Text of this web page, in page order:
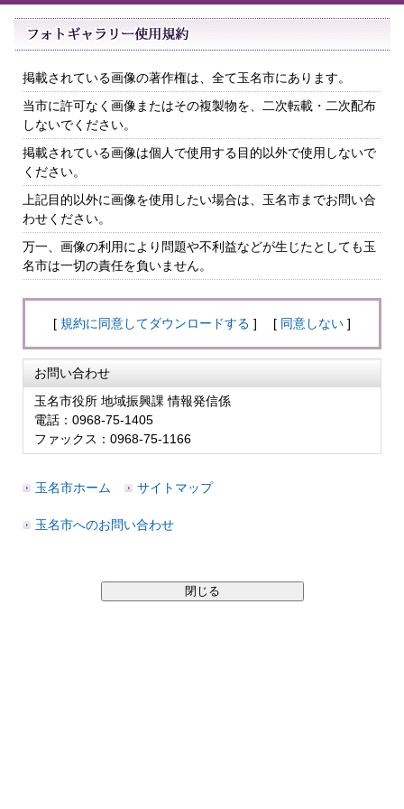
掲載されている画像の著作権は、全て玉名市にあります。
当市に許可なく画像またはその複製物を、二次転載・二次配布
しないでください。
掲載されている画像は個人で使用する目的以外で使用しないで
ください。
上記目的以外に画像を使用したい場合は、玉名市までお問い合
わせください。
万一、画像の利用により問題や不利益などが生じたとしても玉
名市は一切の責任を負いません。
[ 規約に同意してダウンロードする ] [ 同意しない ]
お問い合わせ
玉名市役所 地域振興課 情報発信係
電話：0968-75-1405
ファックス：0968-75-1166
玉名市ホーム サイトマップ
玉名市へのお問い合わせ